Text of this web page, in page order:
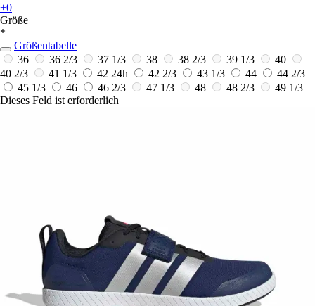
+0
Größe
*
Größentabelle
36
36 2/3 37 1/3 38 38 2/3 39 1/3
40
40 2/3
41 1/3 42 24h 42 2/3 43 1/3 44
44 2/3
45 1/3
46 46 2/3 47 1/3 48 48 2/3
49 1/3
Dieses Feld ist erforderlich